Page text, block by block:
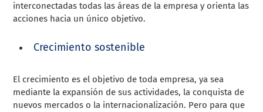
interconectadas todas las áreas de la empresa y orienta las
acciones hacia un único objetivo.
Crecimiento sostenible
El crecimiento es el objetivo de toda empresa, ya sea
mediante la expansión de sus actividades, la conquista de
nuevos mercados o la internacionalización. Pero para que